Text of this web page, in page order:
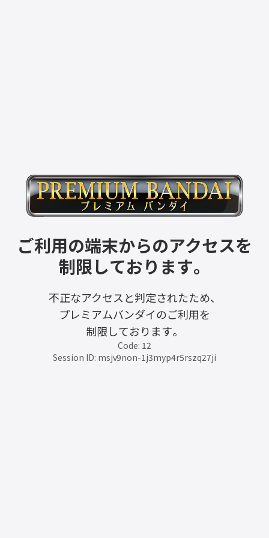
ご利用の端末からのアクセスを
制限しております。
不正なアクセスと判定されたため、
プレミアムバンダイのご利用を
制限しております。
Code: 12
Session ID: msjv9non-1j3myp4r5rszq27ji